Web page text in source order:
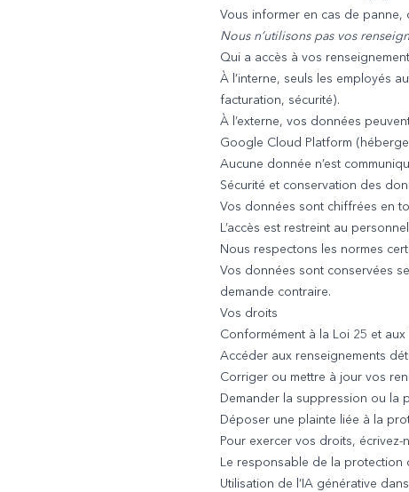
Vous informer en cas de panne,
Nous n’utilisons pas vos
Qui a accès à vos
À l’interne, seuls les employés
facturation, sécurité).
À l’externe, vos données
Google Cloud Platform
Aucune donnée n’est
Sécurité et conservation des
Vos données sont chiffrées en
L’accès est restreint au
Nous respectons les normes
Vos données sont conservées
demande contraire.
Vos droits
Conformément à la Loi 25 et
Accéder aux renseignements
Corriger ou mettre à jour vos
Demander la suppression ou la
Déposer une plainte liée à la
Pour exercer vos droits,
Le responsable de la protection
Utilisation de l’IA générative